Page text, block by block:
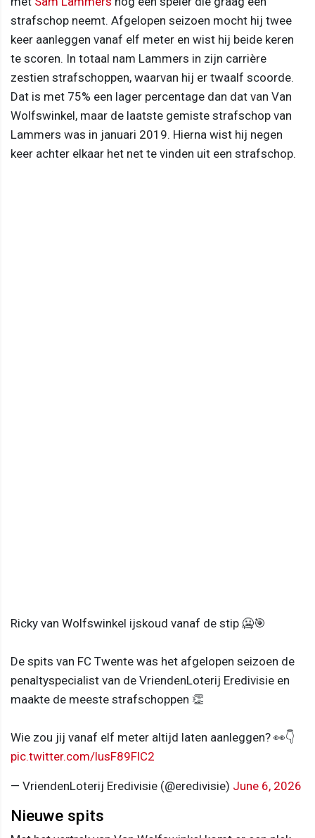
strafschop neemt. Afgelopen seizoen mocht hij twee
keer aanleggen vanaf elf meter en wist hij beide keren
te scoren. In totaal nam Lammers in zijn carrière
zestien strafschoppen, waarvan hij er twaalf scoorde.
Dat is met 75% een lager percentage dan dat van Van
Wolfswinkel, maar de laatste gemiste strafschop van
Lammers was in januari 2019. Hierna wist hij negen
keer achter elkaar het net te vinden uit een strafschop.
Ricky van Wolfswinkel ijskoud vanaf de stip 🥶🎯
De spits van FC Twente was het afgelopen seizoen de
penaltyspecialist van de VriendenLoterij Eredivisie en
maakte de meeste strafschoppen 👏
Wie zou jij vanaf elf meter altijd laten aanleggen? 👀👇
pic.twitter.com/lusF89FlC2
— VriendenLoterij Eredivisie (@eredivisie) June 6, 2026
Nieuwe spits